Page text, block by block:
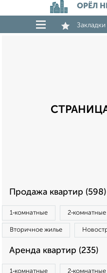
ОРЁЛ
Закладки
Продажа квартир (598)
1‑комнатные 2‑комнатные
Вторичное жилье
Аренда квартир (235)
1‑комнатные 2‑комнатные